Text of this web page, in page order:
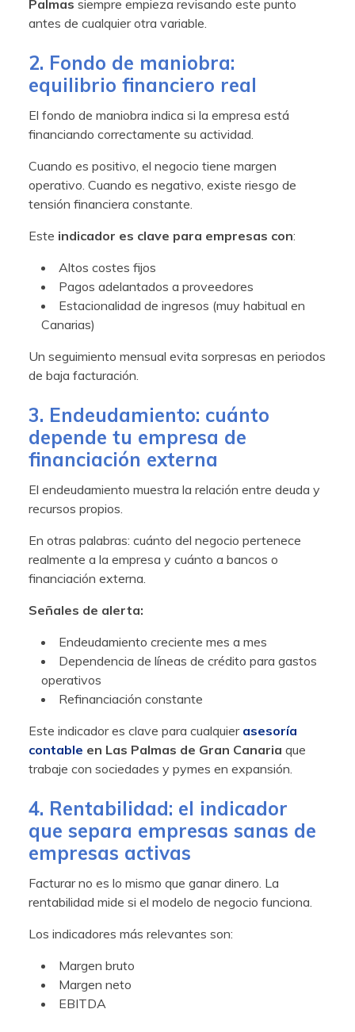
Palmas siempre empieza revisando este punto
antes de cualquier otra variable.
2. Fondo de maniobra:
equilibrio financiero real
El fondo de maniobra indica si la empresa está
financiando correctamente su actividad.
Cuando es positivo, el negocio tiene margen
operativo. Cuando es negativo, existe riesgo de
tensión financiera constante.
Este indicador es clave para empresas con:
Altos costes fijos
Pagos adelantados a proveedores
Estacionalidad de ingresos (muy habitual en
Canarias)
Un seguimiento mensual evita sorpresas en periodos
de baja facturación.
3. Endeudamiento: cuánto
depende tu empresa de
financiación externa
El endeudamiento muestra la relación entre deuda y
recursos propios.
En otras palabras: cuánto del negocio pertenece
realmente a la empresa y cuánto a bancos o
financiación externa.
Señales de alerta:
Endeudamiento creciente mes a mes
Dependencia de líneas de crédito para gastos
operativos
Refinanciación constante
Este indicador es clave para cualquier asesoría
contable en Las Palmas de Gran Canaria que
trabaje con sociedades y pymes en expansión.
4. Rentabilidad: el indicador
que separa empresas sanas de
empresas activas
Facturar no es lo mismo que ganar dinero. La
rentabilidad mide si el modelo de negocio funciona.
Los indicadores más relevantes son:
Margen bruto
Margen neto
EBITDA